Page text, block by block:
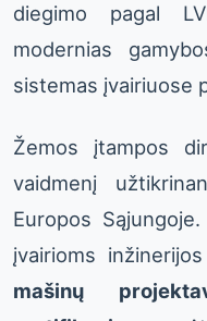
diegimo pagal
modernias
sistemas įvairiuose
Žemos įtampos
vaidmenį
Europos
įvairioms
mašinų